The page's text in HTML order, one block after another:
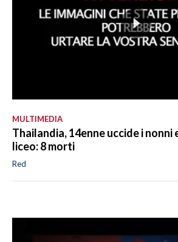
MULTIMEDIA
Thailandia, 14enne uccide i nonni
liceo: 8 morti
Red